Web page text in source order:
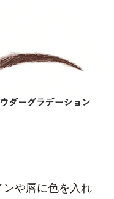
や唇に色を入れ